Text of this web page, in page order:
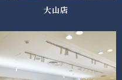
大山店